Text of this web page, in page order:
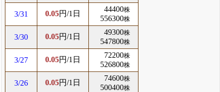
3/31 0.05円/1日
44400株
556300株
3/30 0.05円/1日
49300株
547800株
3/27 0.05円/1日
72200株
526800株
3/26 0.05円/1日
74600株
500400株